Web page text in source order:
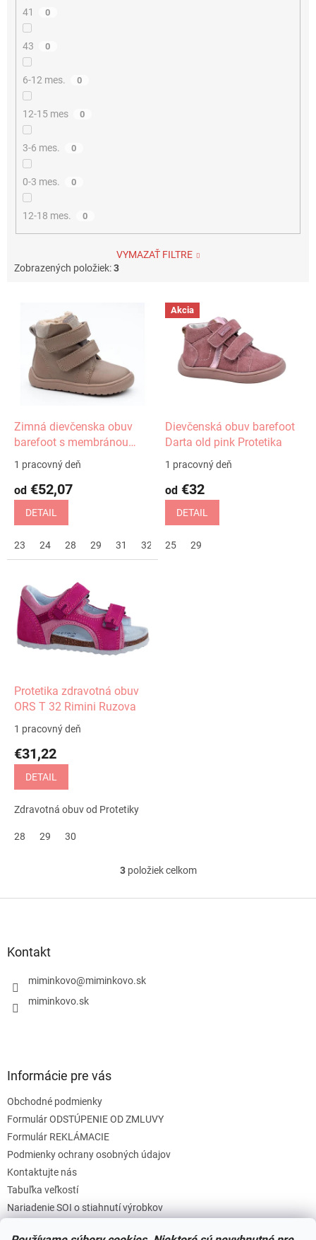
41 0
43 0
6-12 mes. 0
12-15 mes 0
3-6 mes. 0
0-3 mes. 0
12-18 mes. 0
VYMAZAŤ FILTRE
Zobrazených položiek:3
Zimná dievčenska obuv
barefoot s membránou
Beka dark pink Protetika
1 pracovný deň
od €52,07
DETAIL
23 24 28 29 31 32
Akcia
Dievčenská obuv barefoot
Darta old pink Protetika
1 pracovný deň
od €32
DETAIL
25 29
Protetika zdravotná obuv
ORS T 32 Rimini Ruzova
1 pracovný deň
€31,22
DETAIL
Zdravotná obuv od Protetiky
28 29 30
O
l
s
3položiek celkom
Kontakt
miminkovo@miminkovo.sk
miminkovo.sk
Informácie pre vás
Obchodné podmienky
Formulár ODSTÚPENIE OD ZMLUVY
Formulár REKLÁMACIE
Podmienky ochrany osobných údajov
Kontaktujte nás
Tabuľka veľkostí
Nariadenie SOI o stiahnutí výrobkov